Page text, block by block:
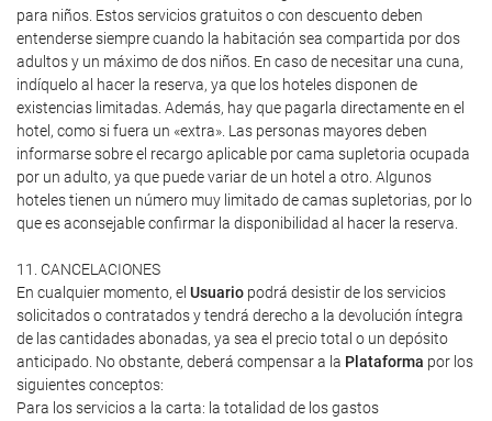
para niños. Estos servicios gratuitos o con descuento deben
entenderse siempre cuando la habitación sea compartida por dos
adultos y un máximo de dos niños. En caso de necesitar una cuna,
indíquelo al hacer la reserva, ya que los hoteles disponen de
existencias limitadas. Además, hay que pagarla directamente en el
hotel, como si fuera un «extra». Las personas mayores deben
informarse sobre el recargo aplicable por cama supletoria ocupada
por un adulto, ya que puede variar de un hotel a otro. Algunos
hoteles tienen un número muy limitado de camas supletorias, por lo
que es aconsejable confirmar la disponibilidad al hacer la reserva.
11. CANCELACIONES
En cualquier momento, el Usuario podrá desistir de los servicios
solicitados o contratados y tendrá derecho a la devolución íntegra
de las cantidades abonadas, ya sea el precio total o un depósito
anticipado. No obstante, deberá compensar a la Plataforma por los
siguientes conceptos:
Para los servicios a la carta: la totalidad de los gastos